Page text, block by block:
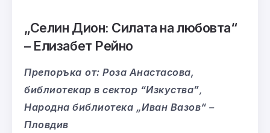
„Селин Дион: Силата на любовта“
– Елизабет Рейно
Препоръка от: Роза Анастасова,
библиотекар в сектор “Изкуства”,
Народна библиотека „Иван Вазов“ –
Пловдив